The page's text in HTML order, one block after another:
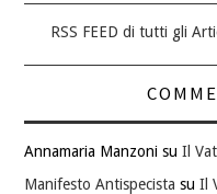
RSS FEED di tutti gli
Annamaria Manzoni suIl
Manifesto Antispecista suIl